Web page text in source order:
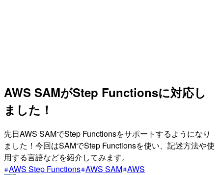
AWS SAMがStep Functionsに対応し
ました！
先日AWS SAMでStep Functionsをサポートするようになり
ました！今回はSAMでStep Functionsを使い、記述方法や使
用する言語などを紹介してみます。
AWS Step Functions AWS SAM AWS